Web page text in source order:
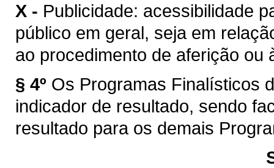
X - Publicidade: acessibilidade
público em geral, seja em
ao procedimento de aferição ou
§ 4º Os Programas Finalísticos
indicador de resultado, sendo
resultado para os demais